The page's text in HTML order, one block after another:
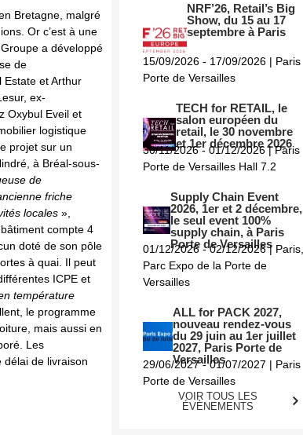
Bretagne, malgré
Or c’est à une
a développé
de
Estate et Arthur
ex-
Oxybul Eveil et
logistique
projet sur un
à Bréal-sous-
de
friche
locales »,
compte 4
doté de son pôle
à quai. Il peut
ICPE et
température
le programme
mais aussi en
Les
de livraison
NRF’26, Retail’s Big
Show, du 15 au 17
septembre à Paris
15/09/2026 - 17/09/2026 | Paris
Porte de Versailles
TECH for RETAIL, le
salon européen du
retail, le 30 novembre
et 1er décembre 2026
30/11/2026 - 01/12/2026 | Paris
Porte de Versailles Hall 7.2
Supply Chain Event
2026, 1er et 2 décembre,
le seul event 100%
supply chain, à Paris
Porte de Versailles
01/12/2026 - 02/12/2026 | Paris,
Parc Expo de la Porte de
Versailles
ALL for PACK 2027,
nouveau rendez-vous
du 29 juin au 1er juillet
2027, Paris Porte de
Versailles
29/06/2027 - 01/07/2027 | Paris
Porte de Versailles
VOIR TOUS LES
ÉVÈNEMENTS